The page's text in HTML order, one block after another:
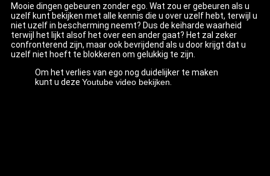
Mooie dingen gebeuren zonder ego. Wat zou er gebeuren als u
uzelf kunt bekijken met alle kennis die u over uzelf hebt, terwijl u
niet uzelf in bescherming neemt? Dus de keiharde waarheid
terwijl het lijkt alsof het over een ander gaat? Het zal zeker
confronterend zijn, maar ook bevrijdend als u door krijgt dat u
uzelf niet hoeft te blokkeren om gelukkig te zijn.
Om het verlies van ego nog duidelijker te maken
kunt u deze Youtube video bekijken.